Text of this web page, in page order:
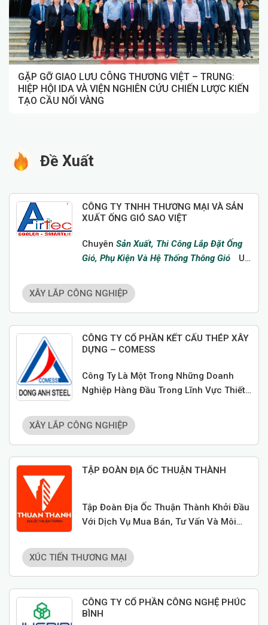
GẶP GỠ GIAO LƯU CÔNG THƯƠNG VIỆT – TRUNG:
HIỆP HỘI IDA VÀ VIỆN NGHIÊN CỨU CHIẾN LƯỢC KIẾN
TẠO CẦU NỐI VÀNG
Đề Xuất
CÔNG TY TNHH THƯƠNG MẠI VÀ SẢN
XUẤT ỐNG GIÓ SAO VIỆT
XÂY LẮP CÔNG NGHIỆP
ChuyênSản Xuất, Thi Công Lắp Đặt Ống
Gió, Phụ Kiện Và Hệ Thống Thông Gió
Uy
CÔNG TY CỔ PHẦN KẾT CẤU THÉP XÂY
DỰNG – COMESS
XÂY LẮP CÔNG NGHIỆP
Công Ty Là Một Trong Những Doanh
Nghiệp Hàng Đầu Trong Lĩnh Vực Thiết
Chế,cung Cấp Các Thiết Bị Cơ Khí Thủy
Công Và Các Kết Cấu Phi Tiểu Chuẩn
Cho Ngành Công Nghiệp.
TẬP ĐOÀN ĐỊA ỐC THUẬN THÀNH
XÚC TIẾN THƯƠNG MẠI
Tập Đoàn Địa Ốc Thuận Thành Khởi Đầu
Với Dịch Vụ Mua Bán, Tư Vấn Và Môi
CÔNG TY CỔ PHẦN CÔNG NGHỆ PHÚC
BÌNH